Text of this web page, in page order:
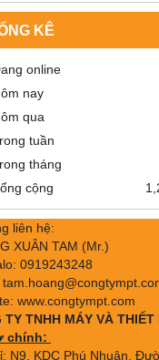
KÊ
online
nay
qua
tuần
tháng
cộng
liên hệ:
XUÂN TAM (Mr.)
0919243248
www.congtympt.com
TY TNHH MÁY VÀ
chính:
N9, KDC Phú Nhuận,